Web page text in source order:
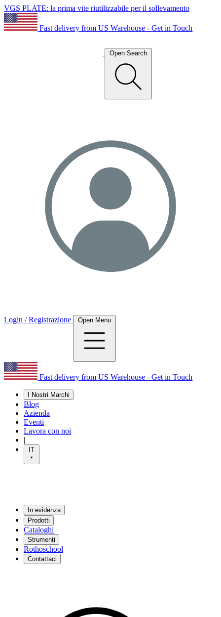
VGS PLATE: la prima vite riutilizzabile per il sollevamento
Fast delivery from US Warehouse - Get in Touch
Open Search
Login / Registrazione Open Menu
Fast delivery from US Warehouse - Get in Touch
I Nostri Marchi
Blog
Azienda
Eventi
Lavora con noi
|
IT
In evidenza
Prodotti
Cataloghi
Strumenti
Rothoschool
Contattaci